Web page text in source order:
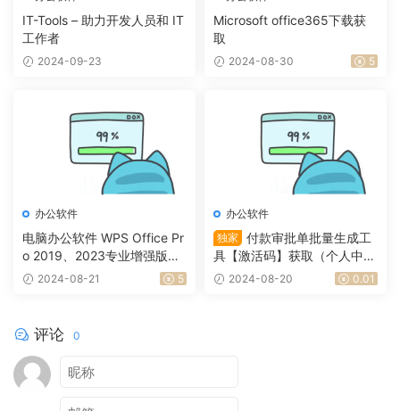
IT-Tools – 助力开发人员和 IT
工作者
2024-09-23
Microsoft office365下载获
取
2024-08-30 5
办公软件
电脑办公软件 WPS Office Pr
o 2019、2023专业增强版
+永久激活版
2024-08-21 5
办公软件
独家
付款审批单批量生成工
具【激活码】获取（个人中心
签到领取金币）
2024-08-20 0.01
评论 0